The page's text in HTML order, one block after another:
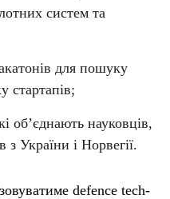
систем та
для пошуку
стартапів;
об’єднають науковців,
з України і Норвегії.
defence tech-